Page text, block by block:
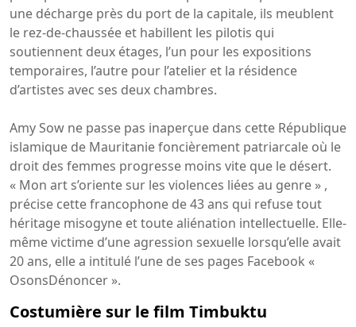
une décharge près du port de la capitale, ils meublent
le rez-de-chaussée et habillent les pilotis qui
soutiennent deux étages, l’un pour les expositions
temporaires, l’autre pour l’atelier et la résidence
d’artistes avec ses deux chambres.
Amy Sow ne passe pas inaperçue dans cette République
islamique de Mauritanie foncièrement patriarcale où le
droit des femmes progresse moins vite que le désert.
« Mon art s’oriente sur les violences liées au genre » ,
précise cette francophone de 43 ans qui refuse tout
héritage misogyne et toute aliénation intellectuelle. Elle-
même victime d’une agression sexuelle lorsqu’elle avait
20 ans, elle a intitulé l’une de ses pages Facebook «
OsonsDénoncer »​.
Costumière sur le film Timbuktu